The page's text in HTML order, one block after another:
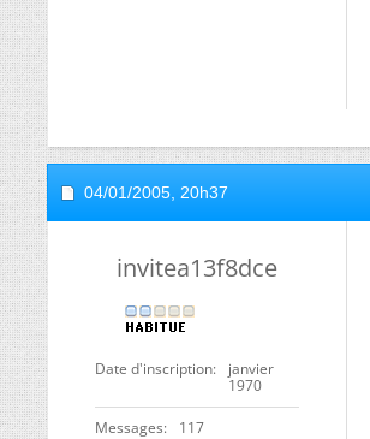
04/01/2005, 20h37
invitea13f8dce
Date d'inscription
janvier
1970
Messages 117